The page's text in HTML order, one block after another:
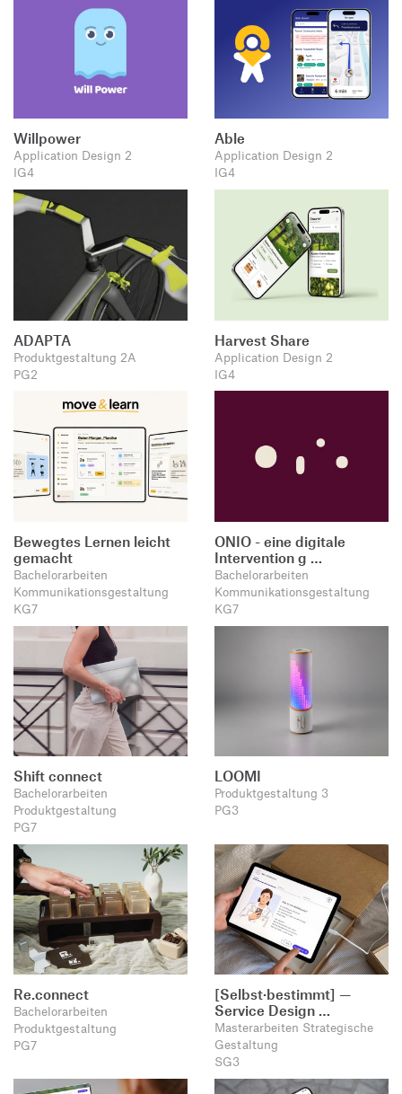
Willpower
Application Design 2
IG4
Able
Application Design 2
IG4
ADAPTA
Produktgestaltung 2A
PG2
Harvest Share
Application Design 2
IG4
Bewegtes Lernen leicht
gemacht
Bachelorarbeiten
Kommunikationsgestaltung
KG7
ONIO - eine digitale
Intervention g …
Bachelorarbeiten
Kommunikationsgestaltung
KG7
Shift connect
Bachelorarbeiten
Produktgestaltung
PG7
LOOMI
Produktgestaltung 3
PG3
Re.connect
Bachelorarbeiten
Produktgestaltung
PG7
[Selbst·bestimmt] —
Service Design …
Masterarbeiten Strategische
Gestaltung
SG3